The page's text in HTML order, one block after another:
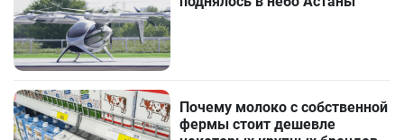
Почему молоко с собственной
фермы стоит дешевле